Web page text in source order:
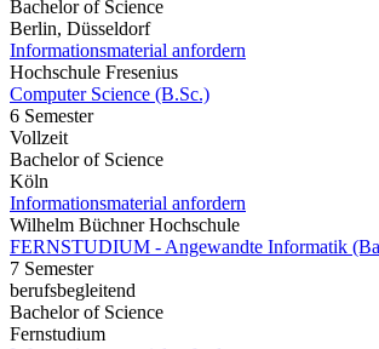
Bachelor of Science
Berlin, Düsseldorf
Informationsmaterial anfordern
Hochschule Fresenius
Computer Science (B.Sc.)
6 Semester
Vollzeit
Bachelor of Science
Köln
Informationsmaterial anfordern
Wilhelm Büchner Hochschule
FERNSTUDIUM - Angewandte Informatik
7 Semester
berufsbegleitend
Bachelor of Science
Fernstudium